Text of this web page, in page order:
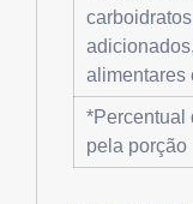
alimentares
*Percentual
pela porção